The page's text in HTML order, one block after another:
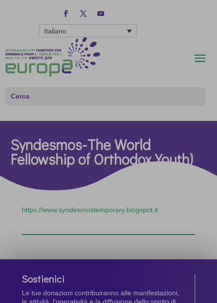
Italiano
Syndesmos-The World
Fellowship of Orthodox Youth)
https://www.syndesmostemporary.blogspot.it
Sostienici
Le tue donazioni contribuiranno alle manifestazioni,
le attività, l’operatività e la diffusione dello spirito di